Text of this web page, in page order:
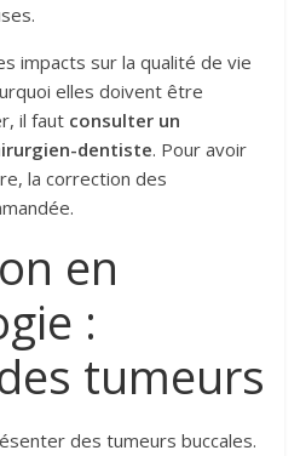
impacts sur la qualité de vie
elles doivent être
il faut consulter un
dentiste. Pour avoir
la correction des
en
:
tumeurs
des tumeurs buccales.